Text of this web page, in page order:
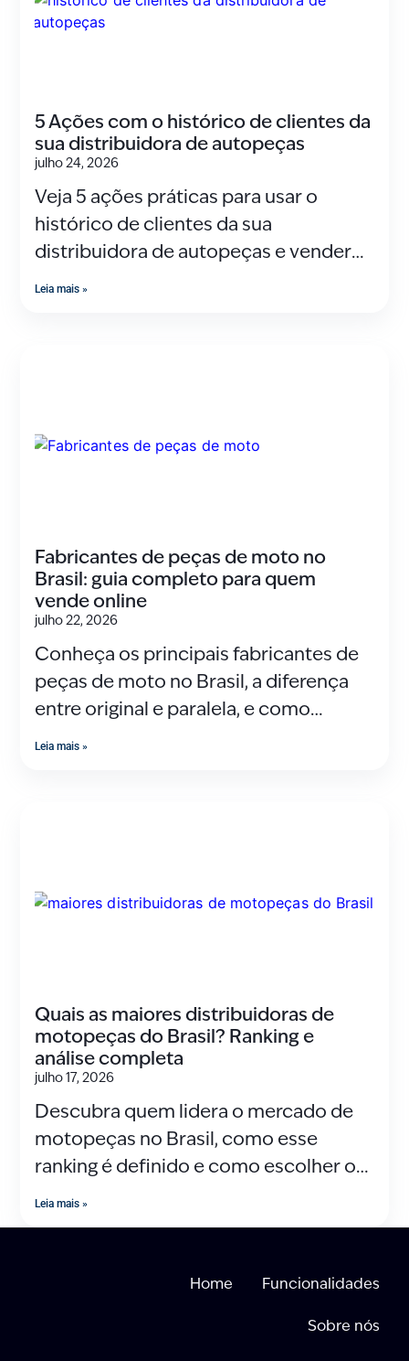
5 Ações com o histórico de clientes da
sua distribuidora de autopeças
julho 24, 2026
Veja 5 ações práticas para usar o
histórico de clientes da sua
distribuidora de autopeças e vender
mais, fidelizar e
Leia mais »
Fabricantes de peças de moto no
Brasil: guia completo para quem
vende online
julho 22, 2026
Conheça os principais fabricantes de
peças de moto no Brasil, a diferença
entre original e paralela, e como
montar sua
Leia mais »
Quais as maiores distribuidoras de
motopeças do Brasil? Ranking e
análise completa
julho 17, 2026
Descubra quem lidera o mercado de
motopeças no Brasil, como esse
ranking é definido e como escolher o
melhor fornecedor
Leia mais »
Home Funcionalidades
Sobre nós